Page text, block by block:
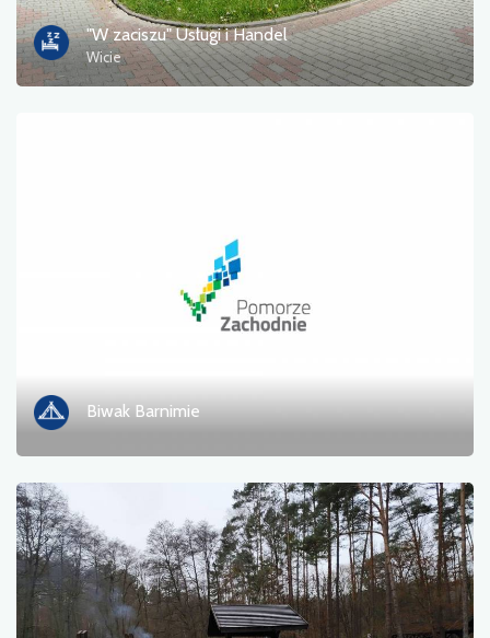
"W zaciszu" Usługi i Handel
Wicie
Biwak Barnimie
Kąpieliska
Kultura i rozrywka
Przystanek kolejowy
Punkt widokowy